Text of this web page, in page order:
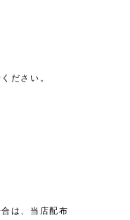
ださい。
は、当店配布